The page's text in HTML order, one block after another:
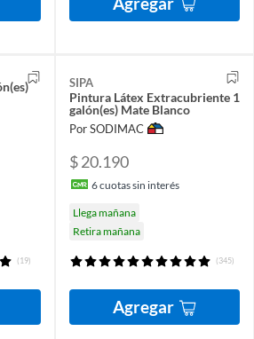
(19)
SIPA
Pintura Látex Extracubriente 1
galón(es) Mate Blanco
Por SODIMAC
$ 20.190
6cuotas sin interés
Llega mañana
Retira mañana
(345)
Agregar